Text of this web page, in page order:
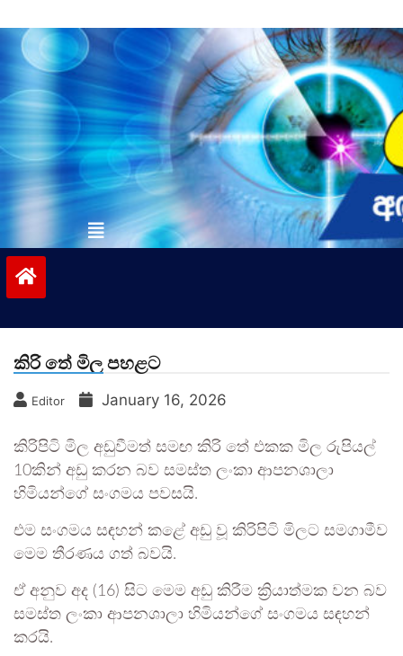
to
contentvinivida.lk
කිරි තේ මිල පහළට
Editor January 16, 2026
කිරිපිටි මිල අඩුවීමත් සමඟ කිරි තේ එකක මිල රුපියල්
10කින් අඩු කරන බව සමස්ත ලංකා ආපනශාලා
හිමියන්ගේ සංගමය පවසයි.
එම සංගමය සඳහන් කළේ අඩු වූ කිරිපිටි මිලට සමගාමීව
මෙම තීරණය ගත් බවයි.
ඒ අනුව අද (16) සිට මෙම අඩු කිරීම ක්‍රියාත්මක වන බව
සමස්ත ලංකා ආපනශාලා හිමියන්ගේ සංගමය සඳහන්
කරයි.